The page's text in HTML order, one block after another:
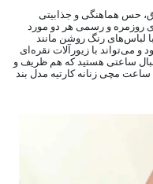
حس هماهنگی و جذابیتی
روزمره و رسمی هر دو مورد
لباس‌های رنگ روشن مانند
می‌تواند با زیورآلات نقره‌ای
ساعتی هستید که هم ظریف و
مچی زنانه کارتیه مدل بند